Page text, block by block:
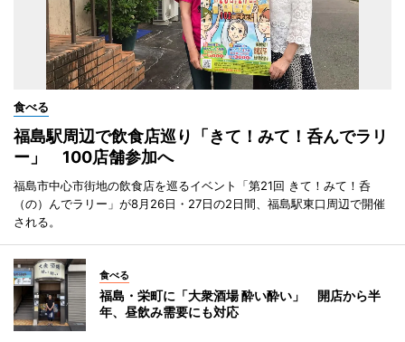
食べる
福島駅周辺で飲食店巡り「きて！みて！呑んでラリ
ー」 100店舗参加へ
福島市中心市街地の飲食店を巡るイベント「第21回 きて！みて！呑
（の）んでラリー」が8月26日・27日の2日間、福島駅東口周辺で開催
される。
食べる
福島・栄町に「大衆酒場 酔い酔い」 開店から半
年、昼飲み需要にも対応